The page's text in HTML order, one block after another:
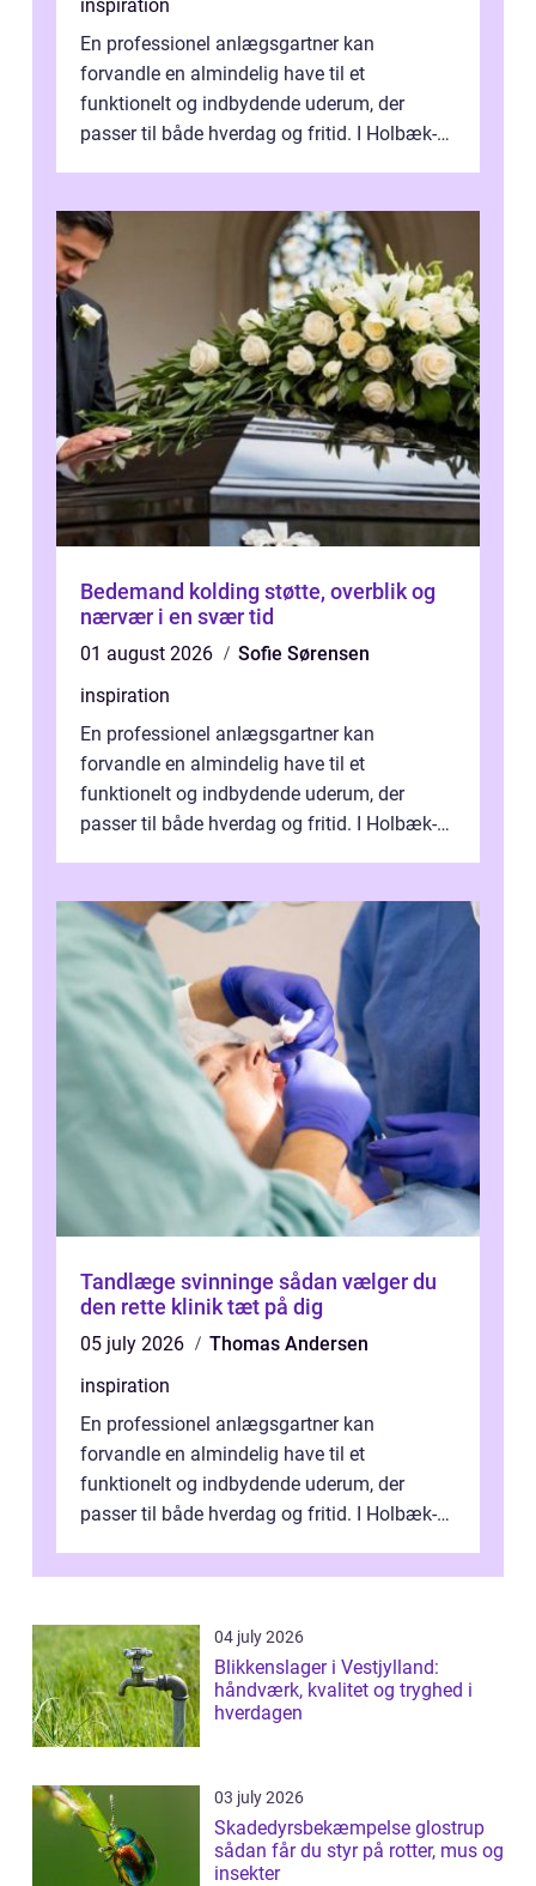
inspiration
En professionel anlægsgartner kan
forvandle en almindelig have til et
funktionelt og indbydende uderum, der
passer til både hverdag og fritid. I Holbæk-
Bedemand kolding støtte, overblik og
nærvær i en svær tid
01 august 2026
Sofie Sørensen
inspiration
En professionel anlægsgartner kan
forvandle en almindelig have til et
funktionelt og indbydende uderum, der
passer til både hverdag og fritid. I Holbæk-
Tandlæge svinninge sådan vælger du
den rette klinik tæt på dig
05 july 2026
Thomas Andersen
inspiration
En professionel anlægsgartner kan
forvandle en almindelig have til et
funktionelt og indbydende uderum, der
passer til både hverdag og fritid. I Holbæk-
ønsker mere...
04 july 2026
Blikkenslager i Vestjylland:
håndværk, kvalitet og tryghed i
hverdagen
03 july 2026
Skadedyrsbekæmpelse glostrup
sådan får du styr på rotter, mus og
insekter